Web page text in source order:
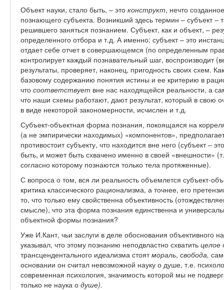
Объект науки, стало быть, – это конструкт, нечто
познающего субъекта. Возникший здесь термин – субъект –
решившего заняться познанием. Субъект, как и объект, –
определенного отбора и т.д. А именно: субъект – это
отдает себе отчет в совершающемся (по определенным
контролирует каждый познавательный шаг, воспроизводит
результаты, проверяет, наконец, пригодность своих схем.
базовому содержанию понятия истины и ее критерию в
что соответствует вне нас находящейся реальности, а
что наши схемы работают, дают результат, который в
в виде некоторой закономерности, исчислен и т.д.
Субъект-объектная форма познания, покоящаяся на
(а не эмпирически находимых) «компонентов»,
противостоит субъекту, что находится вне него (субъект –
быть, и может быть схвачено именно в своей «внешности»
согласно которому познаются только тела протяженные).
С вопроса о том, вся ли реальность объемлется субъект-
критика классического рационализма, а точнее, его
то, что только ему свойственна объективность
смысле), что эта форма познания единственна и
объектной формы познания?
Уже И.Кант, чьи заслуги в деле обоснования объективного
указывал, что этому познанию неподвластно схватить целое
трансцендентального идеализма стоятмораль, свобода,
основании он считал невозможной науку о душе, т.е.
современная психология, значимость которой мы не
только не наука о душе).